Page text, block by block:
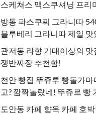
스케쳐스 맥스쿠셔닝 프리
방동 파스쿠찌 그라니따
블루베리 그라니따 제일
관저동 라향 기대이상의 맛
쟁반짜장 추천함!
천안 빵집 뚜쥬루 빵돌가
고? 깜짝놀랐네! 뚜쥬르 빵
도안동 카페 향옥 카페 호